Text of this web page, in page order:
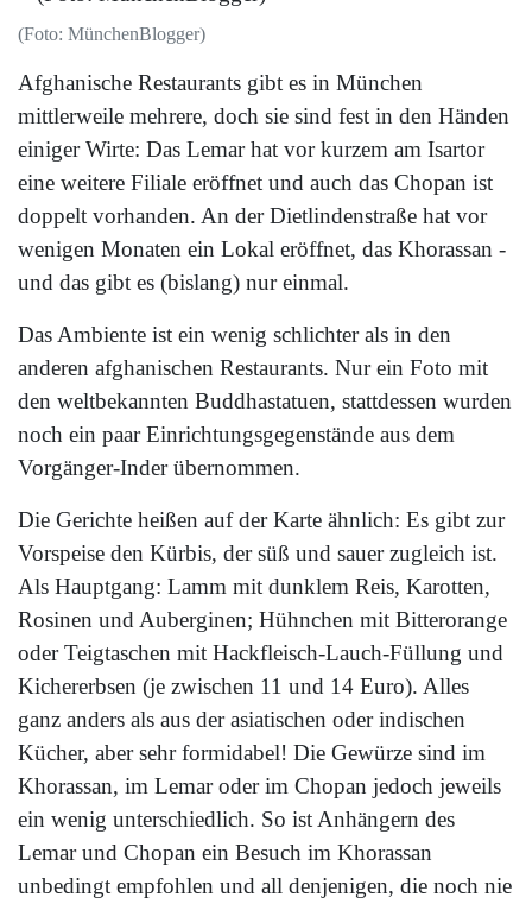
(Foto: MünchenBlogger)
Afghanische Restaurants gibt es in München
mittlerweile mehrere, doch sie sind fest in den Händen
einiger Wirte: Das Lemar hat vor kurzem am Isartor
eine weitere Filiale eröffnet und auch das Chopan ist
doppelt vorhanden. An der Dietlindenstraße hat vor
wenigen Monaten ein Lokal eröffnet, das Khorassan -
und das gibt es (bislang) nur einmal.
Das Ambiente ist ein wenig schlichter als in den
anderen afghanischen Restaurants. Nur ein Foto mit
den weltbekannten Buddhastatuen, stattdessen wurden
noch ein paar Einrichtungsgegenstände aus dem
Vorgänger-Inder übernommen.
Die Gerichte heißen auf der Karte ähnlich: Es gibt zur
Vorspeise den Kürbis, der süß und sauer zugleich ist.
Als Hauptgang: Lamm mit dunklem Reis, Karotten,
Rosinen und Auberginen; Hühnchen mit Bitterorange
oder Teigtaschen mit Hackfleisch-Lauch-Füllung und
Kichererbsen (je zwischen 11 und 14 Euro). Alles
ganz anders als aus der asiatischen oder indischen
Kücher, aber sehr formidabel! Die Gewürze sind im
Khorassan, im Lemar oder im Chopan jedoch jeweils
ein wenig unterschiedlich. So ist Anhängern des
Lemar und Chopan ein Besuch im Khorassan
unbedingt empfohlen und all denjenigen, die noch nie